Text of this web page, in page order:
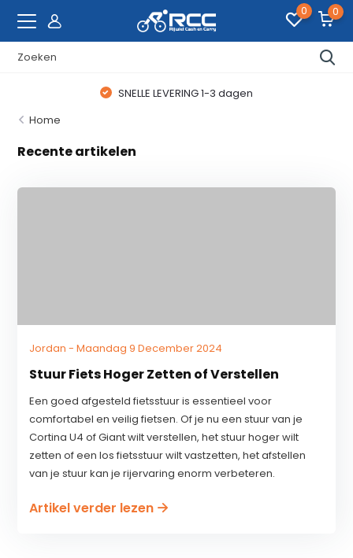
0 0
SNELLE LEVERING 1-3 dagen
Home
Recente artikelen
Jordan - Maandag 9 December 2024
Stuur Fiets Hoger Zetten of Verstellen
Een goed afgesteld fietsstuur is essentieel voor
comfortabel en veilig fietsen. Of je nu een stuur van je
Cortina U4 of Giant wilt verstellen, het stuur hoger wilt
zetten of een los fietsstuur wilt vastzetten, het afstellen
van je stuur kan je rijervaring enorm verbeteren.
Artikel verder lezen